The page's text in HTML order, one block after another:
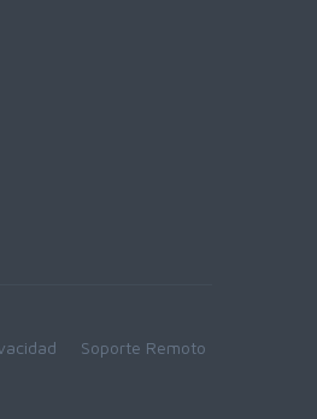
Soporte Remoto